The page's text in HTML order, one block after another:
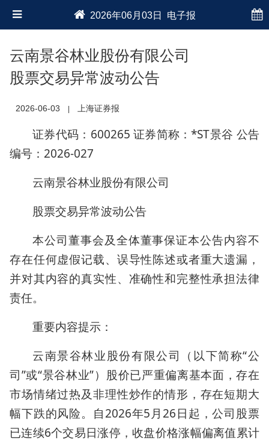
2026年06月03日 电子报
云南景谷林业股份有限公司
股票交易异常波动公告
2026-06-03 上海证券报
证券代码：600265 证券简称：*ST景谷 公告
编号：2026-027
云南景谷林业股份有限公司
股票交易异常波动公告
本公司董事会及全体董事保证本公告内容不
存在任何虚假记载、误导性陈述或者重大遗漏，
并对其内容的真实性、准确性和完整性承担法律
责任。
重要内容提示：
云南景谷林业股份有限公司（以下简称“公
司”或“景谷林业”）股价已严重偏离基本面，存在
市场情绪过热及非理性炒作的情形，存在短期大
幅下跌的风险。自2026年5月26日起，公司股票
已连续6个交易日涨停，收盘价格涨幅偏离值累计